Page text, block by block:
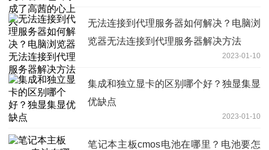
无法连接到代理服务器如何解决？电脑浏
览器无法连接到代理服务器解决方法
2023-01-10
集成和独立显卡的区别哪个好？独显集显
优缺点
2023-01-10
笔记本主板cmos电池在哪里？电池要怎